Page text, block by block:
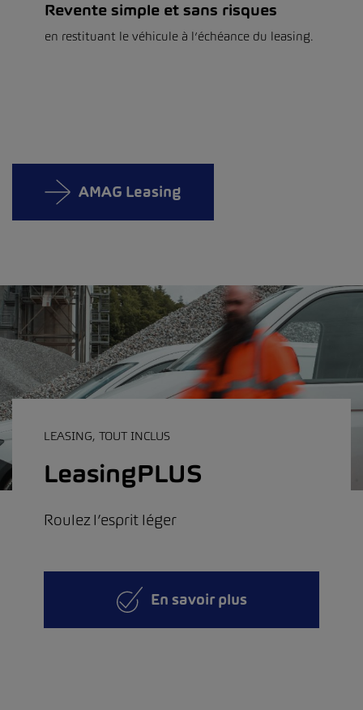
Revente simple et sans risques
en restituant le véhicule à l’échéance du leasing.
AMAG Leasing
LEASING, TOUT INCLUS
LeasingPLUS
Roulez l’esprit léger
En savoir plus